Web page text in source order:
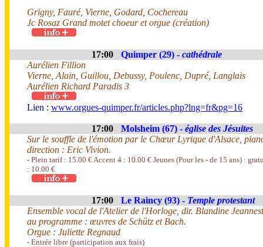
Grigny, Fauré, Vierne, Godard, Cochereau
Jc Rosaz Grand motet choeur et orgue (création)
17:00 Quimper (29) - cathédrale
Aurélien Fillion
Vierne, Alain, Guillou, Debussy, Poulenc, Dupré, Langlais
Aurélien Richard Paradis 3
Lien : www.orgues-quimper.fr/articles.php?lng=fr&pg=16
17:00 Molsheim (67) - église des Jésuites
Sur le souffle de l'émotion par le Chœur Lyrique d'Alsace,
direction : Eric Vivion.
- Plein tarif : 15.00 € Accent 4 : 10.00 € Jeunes (Pour les - de 15 ans) :
: 10.00 €
17:00 Le Raincy (93) - Temple protestant
Ensemble vocal de l'Atelier de l'Horloge, dir. Blandine
au programme : œuvres de Schütz et Bach.
Orgue : Juliette Regnaud
- Entrée libre (participation aux frais)